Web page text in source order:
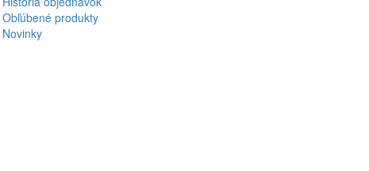
Obľúbené produkty
Novinky